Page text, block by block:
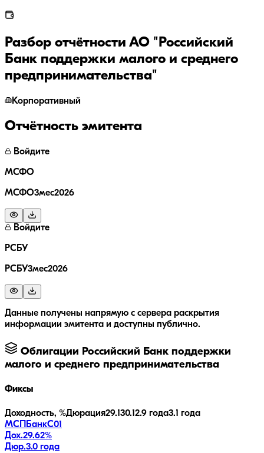
Разбор отчётности АО "Российский
Банк поддержки малого и среднего
предпринимательства"
Корпоративный
Отчётность эмитента
Войдите
МСФО
МСФО3мес2026
Войдите
РСБУ
РСБУ3мес2026
Данные получены напрямую с сервера раскрытия
информации эмитента и доступны публично.
Облигации Российский Банк поддержки
малого и среднего предпринимательства
Фиксы
Доходность, %Дюрация29.130.12.9 года3.1 года
МСПБанкС01
Дох.29.62%
Дюр.3.0 года